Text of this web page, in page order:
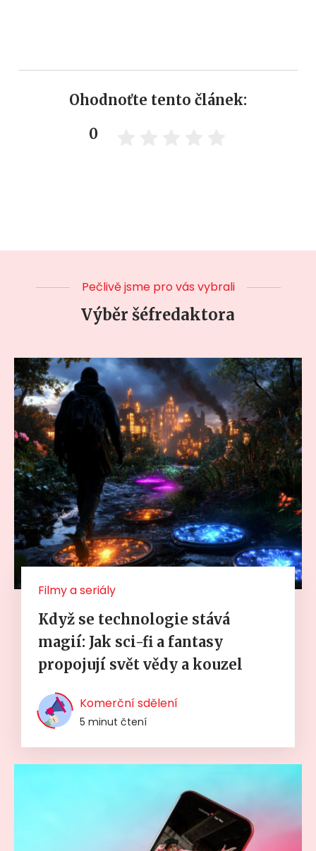
Ohodnoťte tento článek:
0
Pečlivě jsme pro vás vybrali
Výběr šéfredaktora
Filmy a seriály
Když se technologie stává
magií: Jak sci-fi a fantasy
propojují svět vědy a kouzel
Komerční sdělení
5 minut čtení